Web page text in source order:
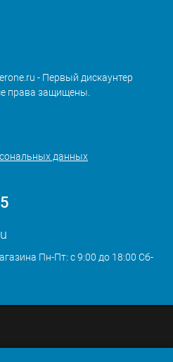
- Первый дискаунтер
права защищены.
данных
Пн-Пт: с 9:00 до 18:00 Сб-